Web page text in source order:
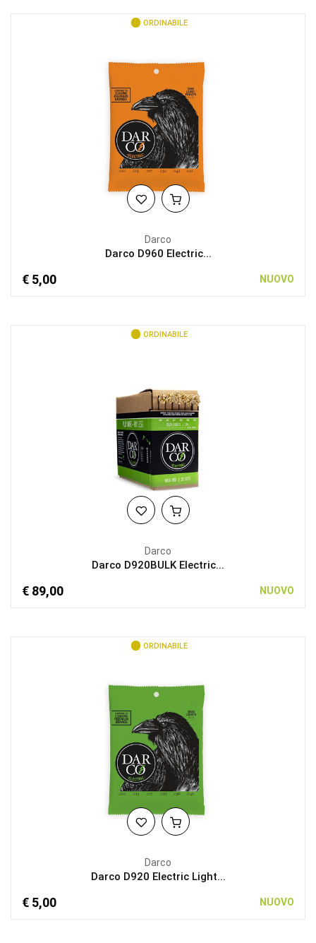
ORDINABILE
Darco
Darco D960 Electric...
€ 5,00 NUOVO
ORDINABILE
Darco
Darco D920BULK Electric...
€ 89,00 NUOVO
ORDINABILE
Darco
Darco D920 Electric Light...
€ 5,00 NUOVO